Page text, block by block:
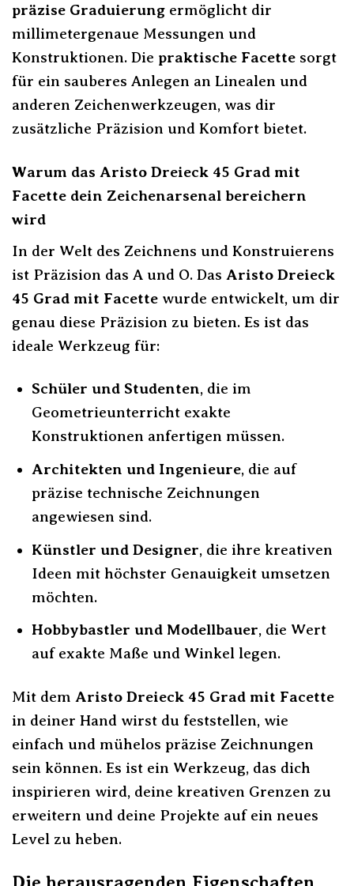
präzise Graduierung ermöglicht dir
millimetergenaue Messungen und
Konstruktionen. Die praktische Facette sorgt
für ein sauberes Anlegen an Linealen und
anderen Zeichenwerkzeugen, was dir
zusätzliche Präzision und Komfort bietet.
Warum das Aristo Dreieck 45 Grad mit
Facette dein Zeichenarsenal bereichern
wird
In der Welt des Zeichnens und Konstruierens
ist Präzision das A und O. Das Aristo Dreieck
45 Grad mit Facette wurde entwickelt, um dir
genau diese Präzision zu bieten. Es ist das
ideale Werkzeug für:
Schüler und Studenten, die im
Geometrieunterricht exakte
Konstruktionen anfertigen müssen.
Architekten und Ingenieure, die auf
präzise technische Zeichnungen
angewiesen sind.
Künstler und Designer, die ihre kreativen
Ideen mit höchster Genauigkeit umsetzen
möchten.
Hobbybastler und Modellbauer, die Wert
auf exakte Maße und Winkel legen.
Mit dem Aristo Dreieck 45 Grad mit Facette
in deiner Hand wirst du feststellen, wie
einfach und mühelos präzise Zeichnungen
sein können. Es ist ein Werkzeug, das dich
inspirieren wird, deine kreativen Grenzen zu
erweitern und deine Projekte auf ein neues
Level zu heben.